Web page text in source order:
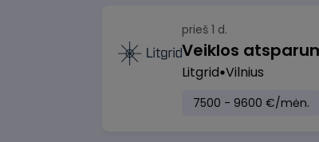
prieš 1 d.
Litgrid Vilnius
7500 - 9600 €/mėn.